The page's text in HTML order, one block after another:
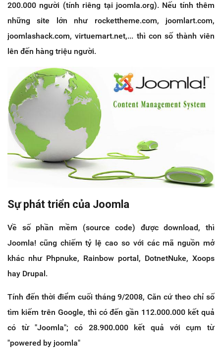
200.000 người (tính riêng tại joomla.org). Nếu tính thêm
những site lớn như rockettheme.com, joomlart.com,
joomlashack.com, virtuemart.net,... thì con số thành viên
lên đến hàng triệu người.
Sự phát triển của Joomla
Về số phần mềm (source code) được download, thì
Joomla! cũng chiếm tỷ lệ cao so với các mã nguồn mở
khác như Phpnuke, Rainbow portal, DotnetNuke, Xoops
hay Drupal.
Tính đến thời điểm cuối tháng 9/2008, Căn cứ theo chỉ số
tìm kiếm trên Google, thì có đến gần 112.000.000 kết quả
có từ "Joomla"; có 28.900.000 kết quả với cụm từ
"powered by joomla"